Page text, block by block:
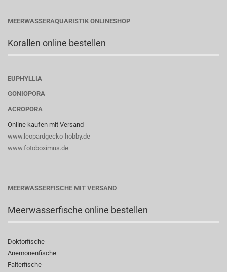
MEERWASSERAQUARISTIK ONLINESHOP
Korallen online bestellen
EUPHYLLIA
GONIOPORA
ACROPORA
Online kaufen mit Versand
www.leopardgecko-hobby.de
www.fotoboximus.de
MEERWASSERFISCHE MIT VERSAND
Meerwasserfische online bestellen
Doktorfische
Anemonenfische
Falterfische